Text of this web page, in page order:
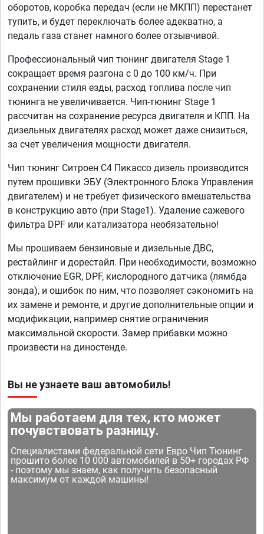
оборотов, коробка передач (если не МКПП) перестанет
тупить, и будет переключать более адекватно, а
педаль газа станет намного более отзывчивой.
Профессиональный чип тюнинг двигателя Stage 1
сокращает время разгона с 0 до 100 км/ч. При
сохранении стиля езды, расход топлива после чип
тюнинга не увеличивается. Чип-тюнинг Stage 1
рассчитан на сохранение ресурса двигателя и КПП. На
дизельных двигателях расход может даже снизиться,
за счет увеличения мощности двигателя.
Чип тюнинг Ситроен С4 Пикассо дизель производится
путем прошивки ЭБУ (Электронного Блока Управления
двигателем) и не требует физического вмешательства
в конструкцию авто (при Stage1). Удаление сажевого
фильтра DPF или катализатора необязательно!
Мы прошиваем бензиновые и дизельные ДВС,
рестайлинг и дорестайл. При необходимости, возможно
отключение EGR, DPF, кислородного датчика (лямбда
зонда), и ошибок по ним, что позволяет сэкономить на
их замене и ремонте, и другие дополнительные опции и
модификации, например снятие ограничения
максимальной скорости. Замер прибавки можно
произвести на диностенде.
Вы не узнаете ваш автомобиль!
Мы работаем для тех, кто может
почувствовать разницу.
Специалистами федеральной сети Евро Чип Тюнинг
прошито более 10 000 автомобилей в 50+ городах РФ
- поэтому мы знаем, как получить безопасный
максимум от каждой машины!